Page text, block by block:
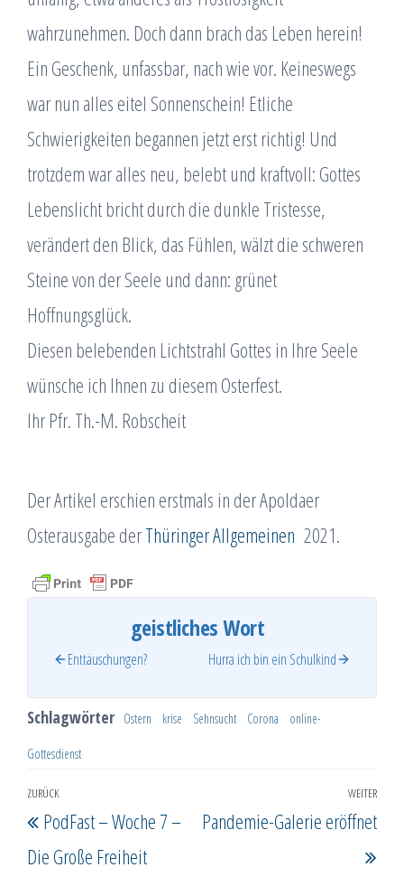
wahrzunehmen. Doch dann brach das Leben herein!
Ein Geschenk, unfassbar, nach wie vor. Keineswegs
war nun alles eitel Sonnenschein! Etliche
Schwierigkeiten begannen jetzt erst richtig! Und
trotzdem war alles neu, belebt und kraftvoll: Gottes
Lebenslicht bricht durch die dunkle Tristesse,
verändert den Blick, das Fühlen, wälzt die schweren
Steine von der Seele und dann: grünet
Hoffnungsglück.
Diesen belebenden Lichtstrahl Gottes in Ihre Seele
wünsche ich Ihnen zu diesem Osterfest.
Ihr Pfr. Th.-M. Robscheit
Der Artikel erschien erstmals in der Apoldaer
Osterausgabe derThüringer Allgemeinen 2021.
geistliches Wort
Enttäuschungen? Hurra ich bin ein Schulkind
Schlagwörter Ostern krise Sehnsucht Corona online-
Gottesdienst
Beitragsnavigation
Vorheriger
Beitrag
ZURÜCK
PodFast – Woche 7 –
Die Große Freiheit
WEITER
Pandemie-Galerie eröffnet